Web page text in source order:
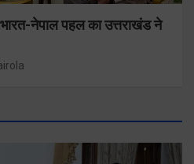
नेपाल पहल का उत्तराखंड ने